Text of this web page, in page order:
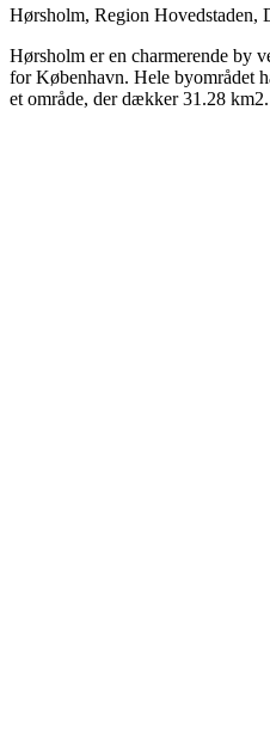
Hørsholm, Region Hovedstaden,
Hørsholm er en charmerende by
for København. Hele byområdet
et område, der dækker 31.28 km2.